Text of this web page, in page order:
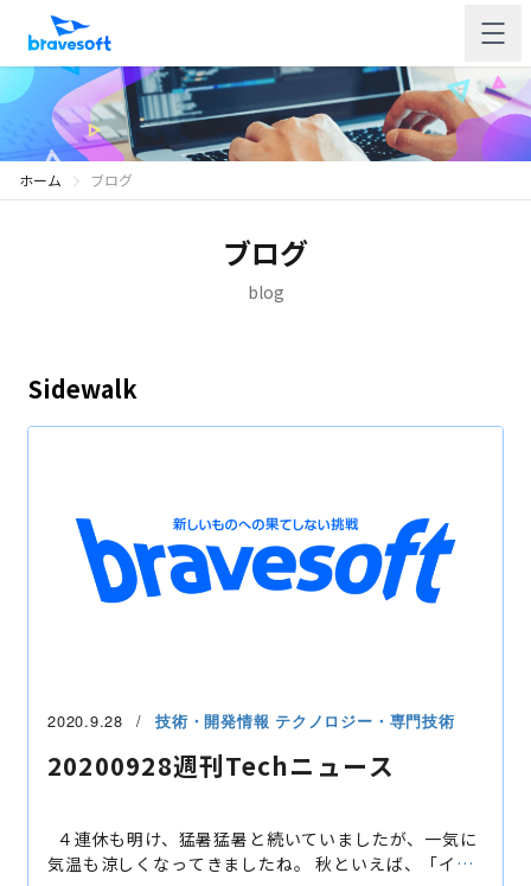
ホーム ブログ
ブログ
blog
Sidewalk
2020.9.28 技術・開発情報 テクノロジー・専門技術
20200928週刊Techニュース
気温も涼しくなってきましたね。 秋といえば、「イベ